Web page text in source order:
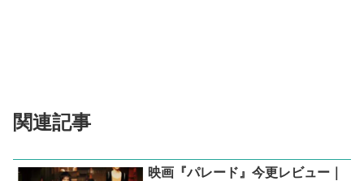
関連記事
映画『パレード』今更レビュー｜